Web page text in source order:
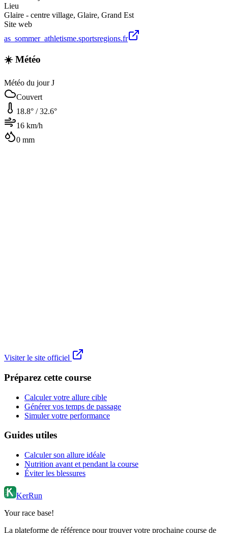
Lieu
Glaire - centre village, Glaire, Grand Est
Site web
as_sommer_athletisme.sportsregions.fr
☀️ Météo
Météo du jour J
Couvert
18.8° /32.6°
16 km/h
0 mm
Visiter le site officiel
Préparez cette course
Calculer votre allure cible
Générer vos temps de passage
Simuler votre performance
Guides utiles
Calculer son allure idéale
Nutrition avant et pendant la course
Éviter les blessures
KerRun
Your race base!
La plateforme de référence pour trouver votre prochaine course de